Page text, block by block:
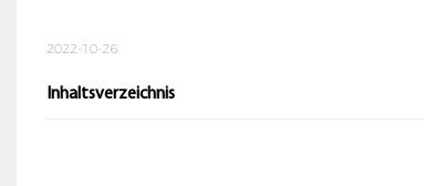
2022-10-26
Inhaltsverzeichnis